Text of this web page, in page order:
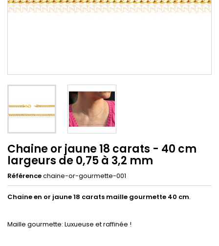
Chaine or jaune 18 carats - 40 cm
largeurs de 0,75 à 3,2 mm
Référencechaine-or-gourmette-001
Chaine en or jaune 18 carats maille gourmette 40 cm.
Maille gourmette: Luxueuse et raffinée !